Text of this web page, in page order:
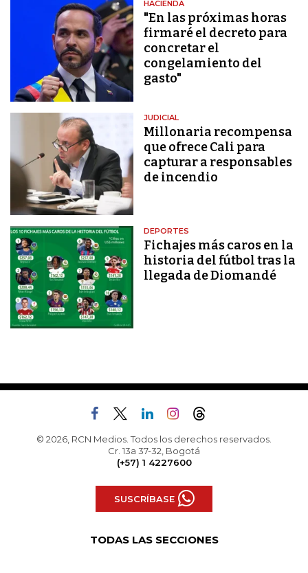
HACIENDA
"En las próximas horas
firmaré el decreto para
concretar el
congelamiento del
gasto"
JUDICIAL
Millonaria recompensa
que ofrece Cali para
capturar a responsables
de incendio
DEPORTES
Fichajes más caros en la
historia del fútbol tras la
llegada de Diomandé
© 2026, RCN Medios. Todos los derechos reservados.
Cr. 13a 37-32, Bogotá
(+57) 1 4227600
SUSCRÍBASE
TODAS LAS SECCIONES